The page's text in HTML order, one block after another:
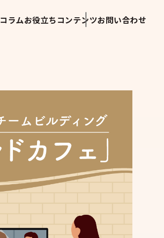
コラムお役立ちコンテンツお問い合わせ